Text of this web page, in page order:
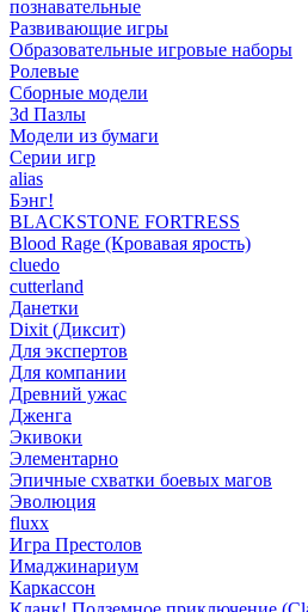
познавательные
Развивающие игры
Образовательные игровые наборы
Ролевые
Сборные модели
3d Пазлы
Модели из бумаги
Серии игр
alias
Бэнг!
BLACKSTONE FORTRESS
Blood Rage (Кровавая ярость)
cluedo
cutterland
Данетки
Dixit (Диксит)
Для экспертов
Для компании
Древний ужас
Дженга
Экивоки
Элементарно
Эпичные схватки боевых магов
Эволюция
fluxx
Игра Престолов
Имаджинариум
Каркассон